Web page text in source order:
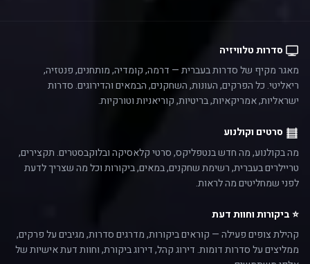
סדרות טלוויזיה
מאגר מקיף של סדרות בעברית — דרמה, קומדיה, מותחנים, פנטזיה,
ריאליטי. כל הפרקים, העונות, השחקנים, הבמאים והדירוגים. סדרות
ישראליות, אמריקאיות, בריטיות, קוריאניות וטורקיות.
סרטים וקולנוע
מה בקולנוע, מה חדש בנטפליקס, סרטי קלאסיקה ובלוקבסטרים. תקצירים,
טריילרים בעברית, רשימת שחקנים, במאים, ביקורות וכל מה שצריך לדעת
לפני שמחליטים מה לראות.
⭐ ביקורות וחוות דעת
קהילת צופים פעילה — קוראים ביקורות, מדרגים סדרות, מגיבים על פרקים,
ממליצים על סדרות דומות. דירוג קהל, דירוג ביקורת, וחוות דעת אישיות של